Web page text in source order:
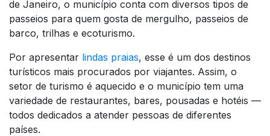
de Janeiro, o município conta com diversos tipos de
passeios para quem gosta de mergulho, passeios de
barco, trilhas e ecoturismo.
Por apresentar lindas praias, esse é um dos destinos
turísticos mais procurados por viajantes. Assim, o
setor de turismo é aquecido e o município tem uma
variedade de restaurantes, bares, pousadas e hotéis —
todos dedicados a atender pessoas de diferentes
países.